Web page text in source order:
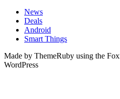
News
Deals
Android
Smart Things
Made by ThemeRuby using the
WordPress